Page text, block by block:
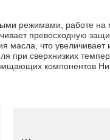
режимами, работе
превосходную
масла, что
при сверхнизких
компонентов